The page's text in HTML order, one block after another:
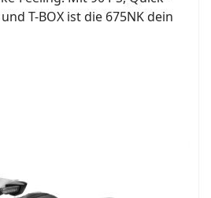
T-BOX ist die 675NK dein